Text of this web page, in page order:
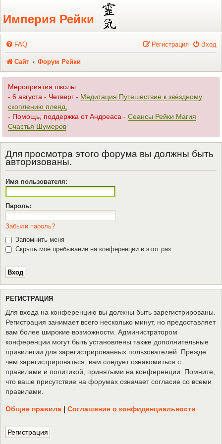
Регистрация
Империя Рейки
FAQ Вход
Регистрация
Сайт Форум Рейки
Мероприятия школы
- 6 августа - Четверг - Медитация Путешествие к звёздному
скоплению плеяд,
- Помощь, поддержка от Андреаса - Сеансы Рейки Магия
Счастья Шумеров
Для просмотра этого форума вы должны быть
авторизованы.
Имя пользователя:
Пароль:
Забыли пароль?
Запомнить меня
Скрыть моё пребывание на конференции в этот раз
РЕГИСТРАЦИЯ
Для входа на конференцию вы должны быть зарегистрированы.
Регистрация занимает всего несколько минут, но предоставляет
вам более широкие возможности. Администратором
конференции могут быть установлены также дополнительные
привилегии для зарегистрированных пользователей. Прежде
чем зарегистрироваться, вам следует ознакомиться с
правилами и политикой, принятыми на конференции. Помните,
что ваше присутствие на форумах означает согласие со всеми
правилами.
Общие правила | Соглашение о конфиденциальности
Регистрация